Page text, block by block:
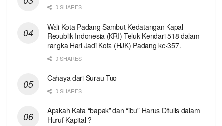
0 SHARES
Wali Kota Padang Sambut Kedatangan Kapal
Republik Indonesia (KRI) Teluk Kendari-518 dalam
rangka Hari Jadi Kota (HJK) Padang ke-357.
0 SHARES
Cahaya dari Surau Tuo
0 SHARES
Apakah Kata “bapak” dan “ibu” Harus Ditulis dalam
Huruf Kapital ?